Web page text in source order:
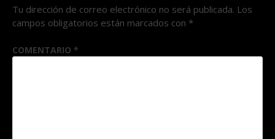
Tu dirección de correo electrónico no será publicada. Los
campos obligatorios están marcados con *
COMENTARIO *